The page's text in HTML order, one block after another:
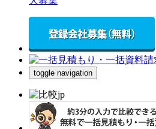
toggle navigation